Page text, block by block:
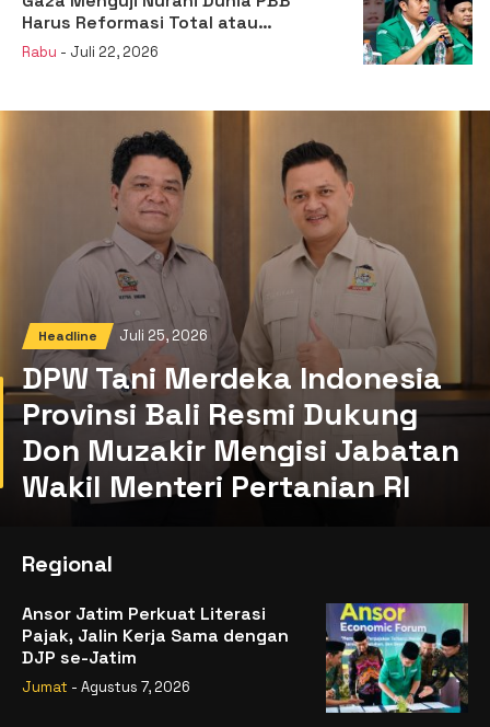
Harus Reformasi Total atau
Kehilangan Legitimasi
Rabu - Juli 22, 2026
Headline Juli 25, 2026
DPW Tani Merdeka Indonesia
Provinsi Bali Resmi Dukung
Don Muzakir Mengisi Jabatan
Wakil Menteri Pertanian RI
Regional
Ansor Jatim Perkuat Literasi
Pajak, Jalin Kerja Sama dengan
DJP se-Jatim
Jumat - Agustus 7, 2026